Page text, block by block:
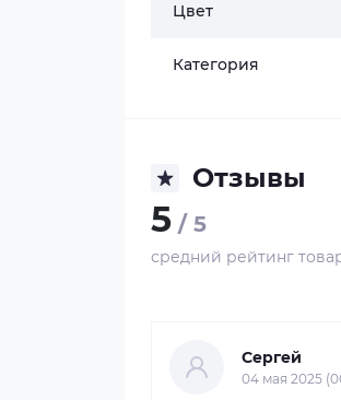
Цвет
Категория
Отзывы
5 / 5
средний рейтинг
Сергей
04 мая 2025